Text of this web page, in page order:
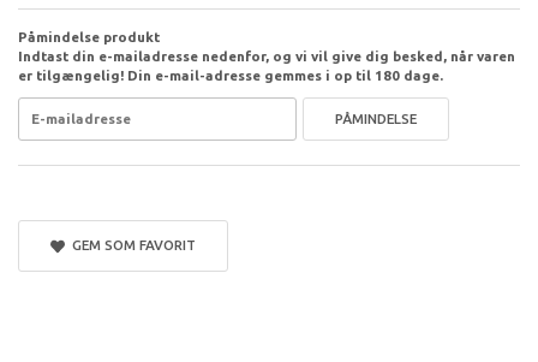
Påmindelse produkt
Indtast din e-mailadresse nedenfor, og vi vil give dig besked, når varen
er tilgængelig! Din e-mail-adresse gemmes i op til 180 dage.
PÅMINDELSE
GEM SOM FAVORIT